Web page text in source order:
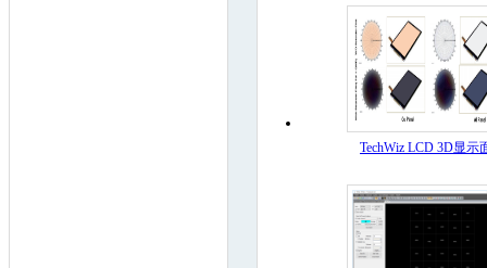
TechWiz LCD 3D显示